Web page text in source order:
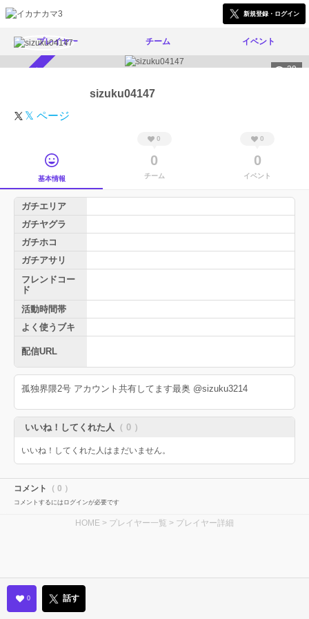
新規登録・ログイン
プレイヤー チーム イベント
39
sizuku04147
𝕏 ページ
基本情報
0
0
チーム
0
0
イベント
ガチエリア
ガチヤグラ
ガチホコ
ガチアサリ
フレンドコー
ド
活動時間帯
よく使うブキ
配信URL
孤独界隈2号 アカウント共有してます最奥 @sizuku3214
いいね！してくれた人 （ 0 ）
いいね！してくれた人はまだいません。
コメント （ 0 ）
コメントするにはログインが必要です
HOME > プレイヤー一覧 > プレイヤー詳細
0 話す